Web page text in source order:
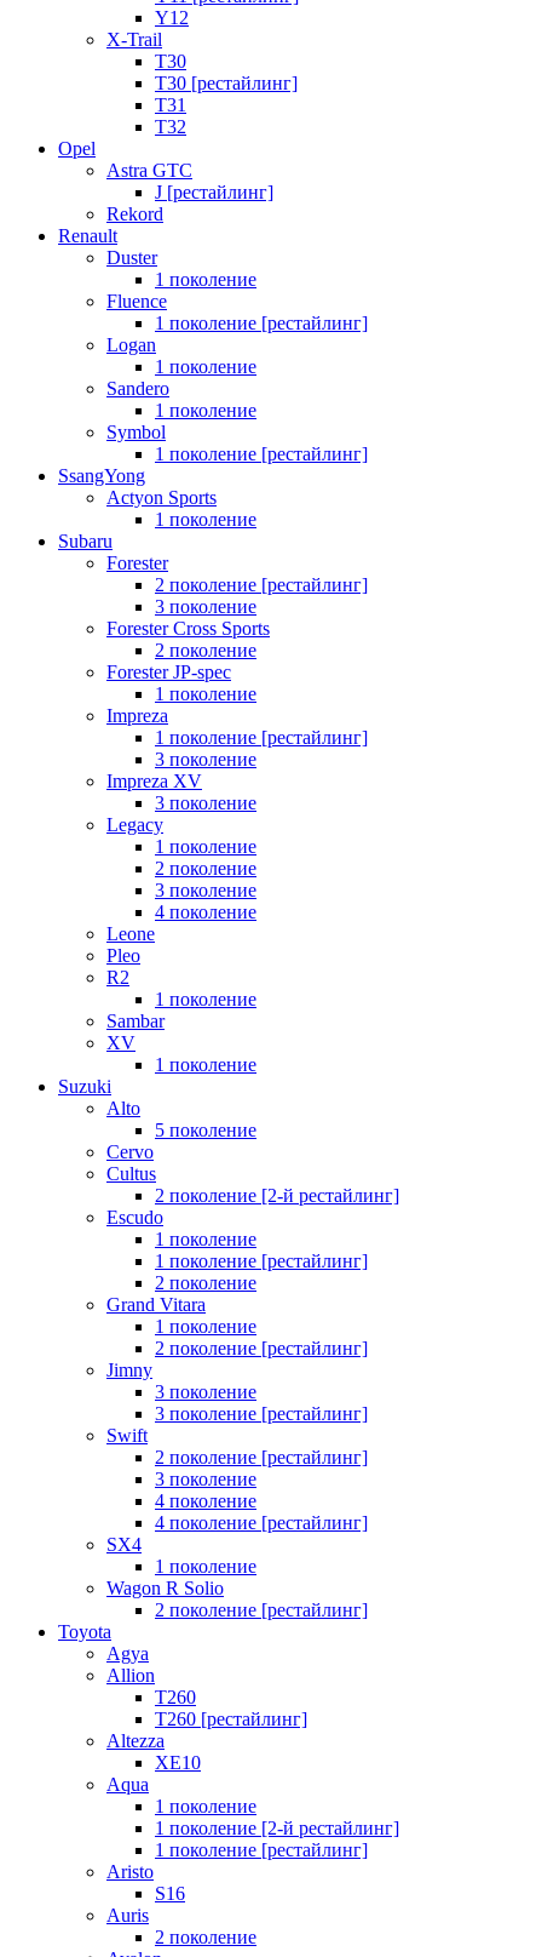
Y12
X-Trail
T30
T30 [рестайлинг]
T31
T32
Opel
Astra GTC
J [рестайлинг]
Rekord
Renault
Duster
1 поколение
Fluence
1 поколение [рестайлинг]
Logan
1 поколение
Sandero
1 поколение
Symbol
1 поколение [рестайлинг]
SsangYong
Actyon Sports
1 поколение
Subaru
Forester
2 поколение [рестайлинг]
3 поколение
Forester Cross Sports
2 поколение
Forester JP-spec
1 поколение
Impreza
1 поколение [рестайлинг]
3 поколение
Impreza XV
3 поколение
Legacy
1 поколение
2 поколение
3 поколение
4 поколение
Leone
Pleo
R2
1 поколение
Sambar
XV
1 поколение
Suzuki
Alto
5 поколение
Cervo
Cultus
2 поколение [2-й рестайлинг]
Escudo
1 поколение
1 поколение [рестайлинг]
2 поколение
Grand Vitara
1 поколение
2 поколение [рестайлинг]
Jimny
3 поколение
3 поколение [рестайлинг]
Swift
2 поколение [рестайлинг]
3 поколение
4 поколение
4 поколение [рестайлинг]
SX4
1 поколение
Wagon R Solio
2 поколение [рестайлинг]
Toyota
Agya
Allion
T260
T260 [рестайлинг]
Altezza
XE10
Aqua
1 поколение
1 поколение [2-й рестайлинг]
1 поколение [рестайлинг]
Aristo
S16
Auris
2 поколение